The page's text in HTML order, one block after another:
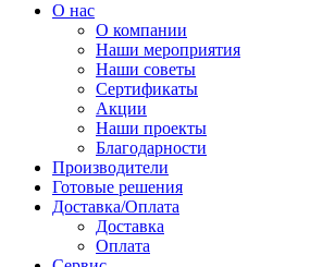
О нас
О компании
Наши мероприятия
Наши советы
Сертификаты
Акции
Наши проекты
Благодарности
Производители
Готовые решения
Доставка/Оплата
Доставка
Оплата